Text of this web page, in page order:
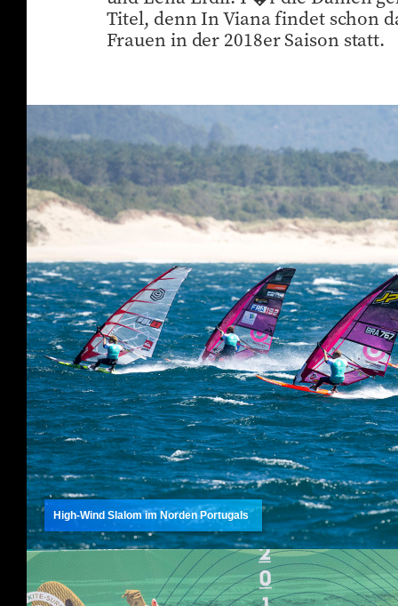
Titel, denn In Viana findet schon
Frauen in der 2018er Saison statt.
High-Wind Slalom im Norden Portugals